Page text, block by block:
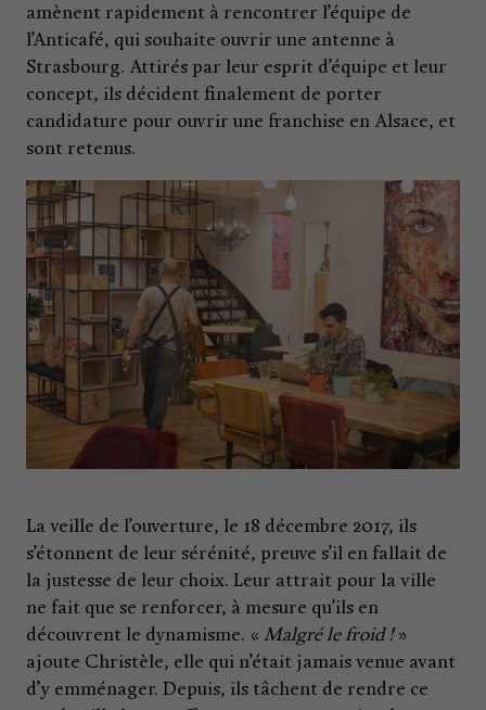
amènent rapidement à rencontrer l’équipe de
l’Anticafé, qui souhaite ouvrir une antenne à
Strasbourg. Attirés par leur esprit d’équipe et leur
concept, ils décident finalement de porter
candidature pour ouvrir une franchise en Alsace, et
sont retenus.
La veille de l’ouverture, le 18 décembre 2017, ils
s’étonnent de leur sérénité, preuve s’il en fallait de
la justesse de leur choix. Leur attrait pour la ville
ne fait que se renforcer, à mesure qu’ils en
découvrent le dynamisme. « Malgré le froid !»
ajoute Christèle, elle qui n’était jamais venue avant
d’y emménager. Depuis, ils tâchent de rendre ce